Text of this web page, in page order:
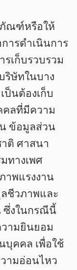
ณฑ์หรือให้
ารดำเนินการ
เก็บรวบรวม
ษัทในบาง
นต้องเก็บ
ลที่มีความ
ข้อมูลส่วน
ติ ศาสนา
ทางเพศ
าพแรงงาน
ชีวภาพและ
ซึ่งในกรณีนี้
ามยินยอม
บุคคล เพื่อใช้
ามอ่อนไหว